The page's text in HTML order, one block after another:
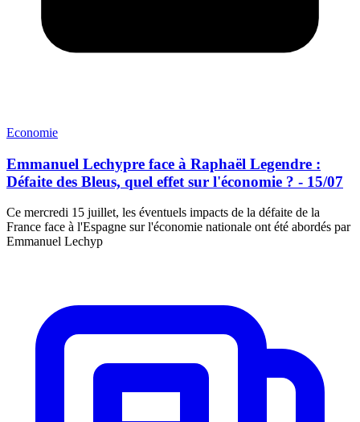
Economie
Emmanuel Lechypre face à Raphaël Legendre :
Défaite des Bleus, quel effet sur l'économie ? - 15/07
Ce mercredi 15 juillet, les éventuels impacts de la défaite de la
France face à l'Espagne sur l'économie nationale ont été abordés par
Emmanuel Lechyp